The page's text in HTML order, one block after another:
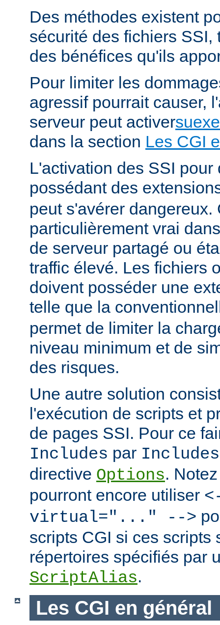
Des méthodes existent
sécurité des fichiers SSI,
des bénéfices qu'ils
Pour limiter les
agressif pourrait causer,
serveur peut activer
dans la section Les CGI
L'activation des SSI pour
possédant des
peut s'avérer dangereux.
particulièrement vrai
de serveur partagé ou
traffic élevé. Les fichiers
doivent posséder une
telle que la
permet de limiter la
niveau minimum et de
des risques.
Une autre solution
l'exécution de scripts et
de pages SSI. Pour ce
Includes par
directive Options.
pourront encore utiliser
virtual="..." -->
scripts CGI si ces scripts
répertoires spécifiés par
ScriptAlias.
Les CGI en général